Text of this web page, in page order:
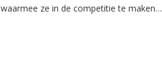
waarmee ze in de competitie te maken…